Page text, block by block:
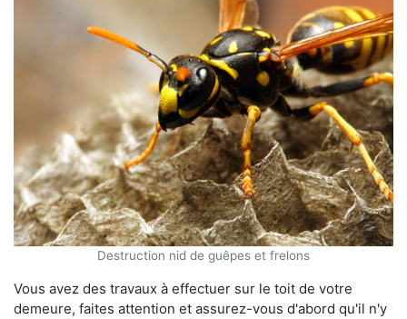
Destruction nid de guêpes et frelons
Vous avez des travaux à effectuer sur le toit de votre
demeure, faites attention et assurez-vous d'abord qu'il n'y